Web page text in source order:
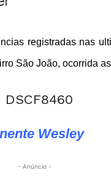
registradas nas
São João, ocorrida
Wesley
- Anúncio -